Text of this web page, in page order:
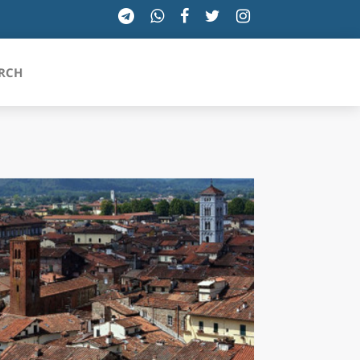
TOSCANA
TRENTINO-ALTO ADIGE
UMBRIA
VALLE D'AOSTA
VENETO